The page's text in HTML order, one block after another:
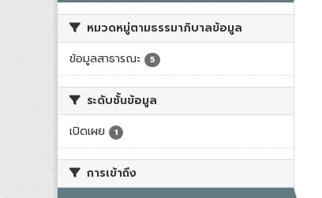
หมวดหมู่ตามธรรมาภิบาลข้อมูล
ข้อมูลสาธารณะ
5
ระดับชั้นข้อมูล
เปิดเผย
1
การเข้าถึง